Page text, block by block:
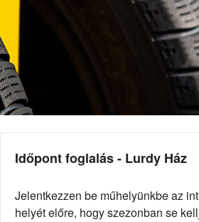
Időpont foglalás - Lurdy Ház
Jelentkezzen be műhelyünkbe az
helyét előre, hogy szezonban se